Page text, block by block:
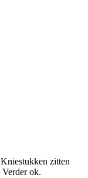
zitten
ok.